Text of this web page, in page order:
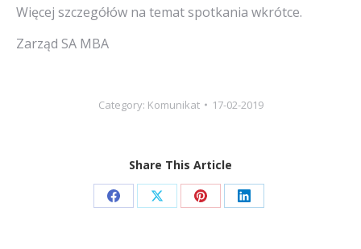
Więcej szczegółów na temat spotkania wkrótce.
Zarząd SA MBA
Category: Komunikat 17-02-2019
Share This Article
Share Share Share Share